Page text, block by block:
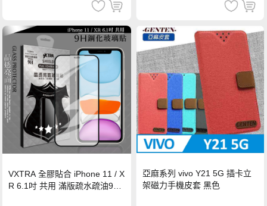
VXTRA 全膠貼合 iPhone 11 / X
R 6.1吋 共用 滿版疏水疏油9H
亞麻系列 vivo Y21 5G 插卡立
架磁力手機皮套 黑色